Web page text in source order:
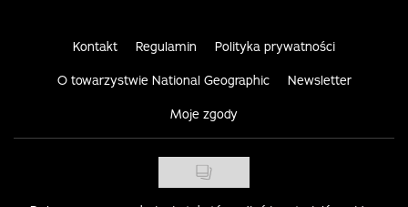
Kontakt Regulamin Polityka prywatności
O towarzystwie National Geographic Newsletter
Moje zgody